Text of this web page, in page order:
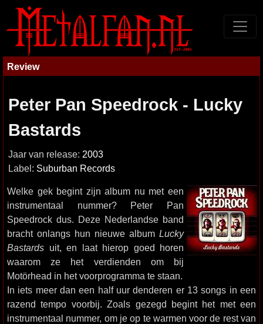
Review
Peter Pan Speedrock - Lucky
Bastards
Jaar van release: 2003
Label: Suburban Records
Welke gek begint zijn album nu met een
instrumentaal nummer? Peter Pan
Speedrock dus. Deze Nederlandse band
bracht onlangs hun nieuwe album Lucky
Bastards uit, en laat hierop goed horen
waarom ze het verdienden om bij
Motörhead in het voorprogramma te staan.
In iets meer dan een half uur denderen er 13 songs in een
razend tempo voorbij. Zoals gezegd begint het met een
instrumentaal nummer, om je op te warmen voor de rest van